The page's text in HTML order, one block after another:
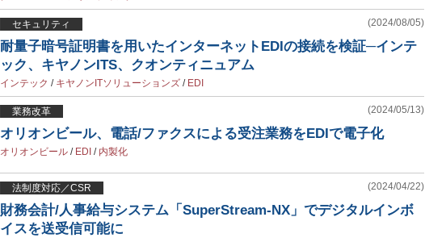
セキュリティ (2024/08/05)
耐量子暗号証明書を用いたインターネットEDIの接続を検証─インテ
ック、キヤノンITS、クオンティニュアム
インテック / キヤノンITソリューションズ / EDI
業務改革 (2024/05/13)
オリオンビール、電話/ファクスによる受注業務をEDIで電子化
オリオンビール / EDI / 内製化
法制度対応／CSR (2024/04/22)
財務会計/人事給与システム「SuperStream-NX」でデジタルインボ
イスを送受信可能に